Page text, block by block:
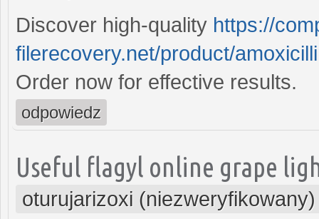
Discover high-quality https://
filerecovery.net/product/
Order now for effective results.
odpowiedz
Useful flagyl online grape
oturujarizoxi (niezweryfikowany)